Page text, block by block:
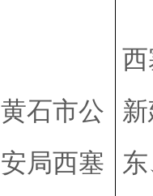
黄石市公
安局西塞